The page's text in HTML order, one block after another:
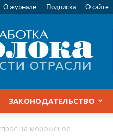
О журнале Подписка О сайте
Переработка
молока
|
Новости
ЗАКОНОДАТЕЛЬСТВО
на мороженое